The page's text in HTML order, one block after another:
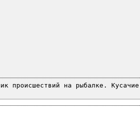
происшествий на рыбалке.